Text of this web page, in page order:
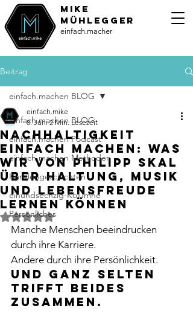
MiKE
Mühlegger
einfach.macher
Beitrag
einfach.machen BLOG
einfach.machen Podcast
einfach.machen Methoden
Kundengeschichten
einundsechzig-Kolumne
Persönliches
einfach.machen BLOG
Nachhaltigkeit
einfach machen: Was
wir von Philipp Skal
über Haltung, Musik
und Lebensfreude
lernen können
einfach.mike
8. Juni 2 Min. Lesezeit
Mit NaN von 5 Sternen bewertet.
Manche Menschen beeindrucken
durch ihre Karriere.
Andere durch ihre Persönlichkeit.
Und ganz selten
trifft beides
zusammen.